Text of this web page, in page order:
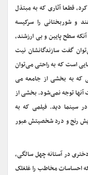
قطعا آثاری که به مبتذل
و شوربختانی را سرکیسه
سطح پایین و بی ارزشند،
گفت سازندگانشان نیت
دست فیلم‌هایی است که به راحتی می‌توان
که به بخشی از جامعه می
آنها توجه نمی‌شود. بخشی از
سینما دید. فیلمی که به
رنج و درد شخصیتش عبور
دختری در آستانه چهل سالگی،
احساسات مخاطب را غلغلک